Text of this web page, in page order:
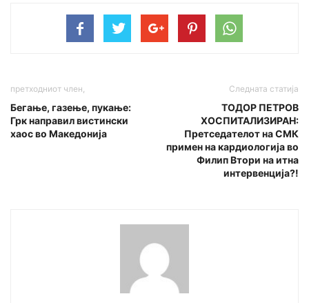
претходниот член,
Бегање, газење, пукање:
Грк направил вистински
хаос во Македонија
Следната статија
ТОДОР ПЕТРОВ
ХОСПИТАЛИЗИРАН:
Претседателот на СМК
примен на кардиологија во
Филип Втори на итна
интервенција?!